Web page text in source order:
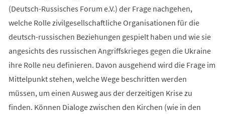
(Deutsch-Russisches Forum e.V.) der Frage nachgehen,
welche Rolle zivilgesellschaftliche Organisationen für die
deutsch-russischen Beziehungen gespielt haben und wie sie
angesichts des russischen Angriffskrieges gegen die Ukraine
ihre Rolle neu definieren. Davon ausgehend wird die Frage im
Mittelpunkt stehen, welche Wege beschritten werden
müssen, um einen Ausweg aus der derzeitigen Krise zu
finden. Können Dialoge zwischen den Kirchen (wie in den